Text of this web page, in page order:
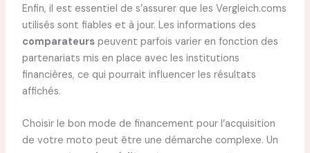
Enfin, il est essentiel de s’assurer que les Vergleich.coms
utilisés sont fiables et à jour. Les informations des
comparateurspeuvent parfois varier en fonction des
partenariats mis en place avec les institutions
financières, ce qui pourrait influencer les résultats
affichés.
Choisir le bon mode de financement pour l’acquisition
de votre moto peut être une démarche complexe. Un